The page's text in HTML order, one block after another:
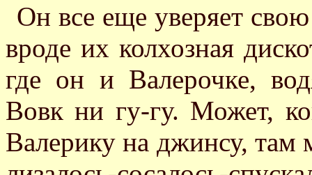
Он все еще уверяет
вроде их колхозная
где он и Валерочке,
Вовк ни гу-гу. Может,
Валерику на джинсу, там